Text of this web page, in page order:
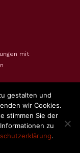
mit
gestalten und
wir Cookies.
stimmen Sie der
zu
.